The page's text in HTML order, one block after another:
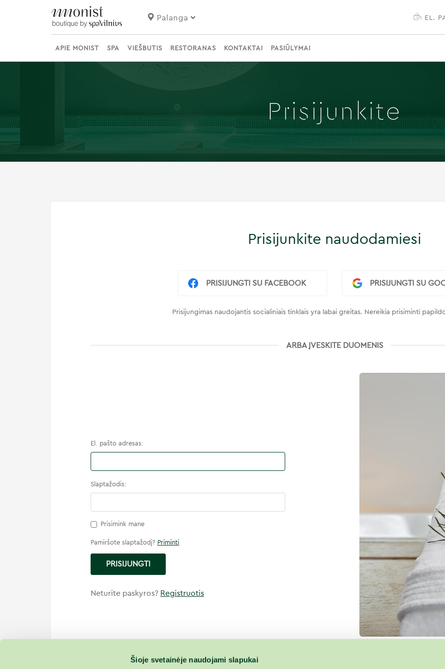
Šioje svetainėje naudojami slapukai
Palanga EL.
APIE MONIST SPA VIEŠBUTIS RESTORANAS KONTAKTAI PASIŪLYMAI
Prisijunkite
Prisijunkite naudodamiesi
PRISIJUNGTI SU FACEBOOK PRISIJUNGTI SU
Prisijungimas naudojantis socialiniais tinklais yra labai greitas. Nereikia prisiminti
ARBA ĮVESKITE DUOMENIS
El. pašto adresas:
Slaptažodis:
Prisimink mane
Pamiršote slaptažodį? Priminti
PRISIJUNGTI
Neturite paskyros? Registruotis